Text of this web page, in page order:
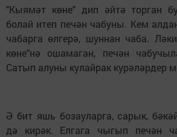
"Кыямәт көне" дип әйтә торган
болай итеп печән чабуны. Кем
чабарга өлгерә, шуннан чаба.
көне"нә ошамаган, печән
Сатып алуны кулайрак курәләрдер
Ә бит яшь бозауларга, сарык,
дә кирәк. Елгага чыгып печән